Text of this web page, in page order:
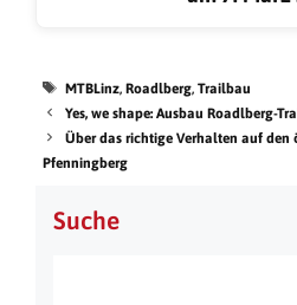
MTBLinz,Roadlberg,Trailbau
Yes, we shape: Ausbau Roadlberg-
Über das richtige Verhalten auf den
Pfenningberg
Suche